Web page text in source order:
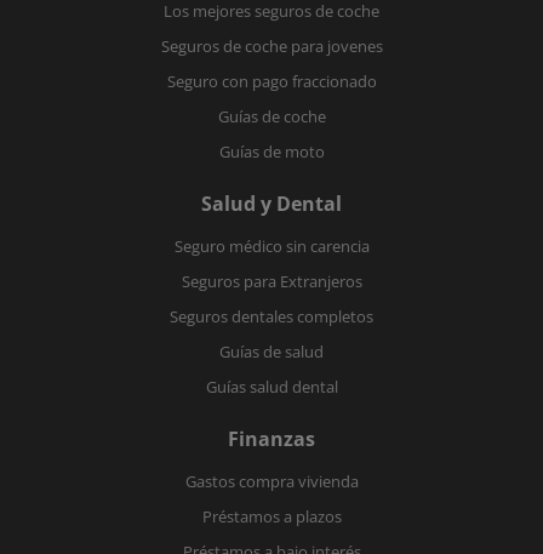
Los mejores seguros de coche
Seguros de coche para jovenes
Seguro con pago fraccionado
Guías de coche
Guías de moto
Salud y Dental
Seguro médico sin carencia
Seguros para Extranjeros
Seguros dentales completos
Guías de salud
Guías salud dental
Finanzas
Gastos compra vivienda
Préstamos a plazos